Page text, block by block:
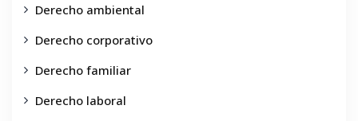
Derecho ambiental
Derecho corporativo
Derecho familiar
Derecho laboral